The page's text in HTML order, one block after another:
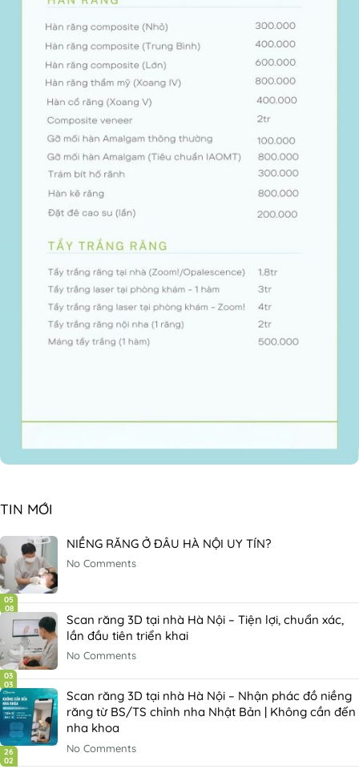
TIN MỚI
05
08
NIỀNG RĂNG Ở ĐÂU HÀ NỘI UY TÍN?
No Comments
03
03
Scan răng 3D tại nhà Hà Nội – Tiện lợi, chuẩn xác,
lần đầu tiên triển khai
No Comments
26
02
Scan răng 3D tại nhà Hà Nội – Nhận phác đồ niềng
răng từ BS/TS chỉnh nha Nhật Bản | Không cần đến
nha khoa
No Comments